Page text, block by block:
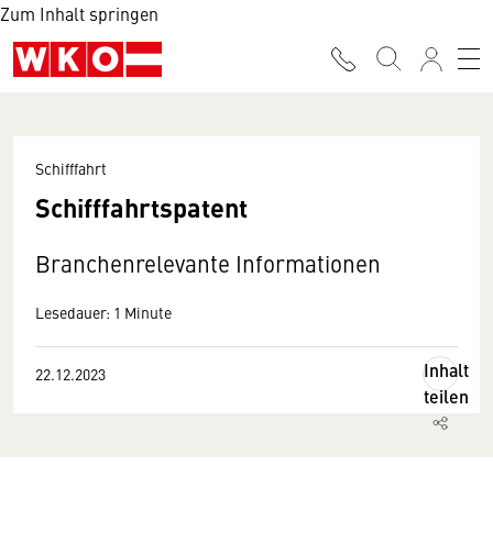
Zum Inhalt springen
Schifffahrt
Schifffahrtspatent
Branchenrelevante Informationen
Lesedauer: 1 Minute
22.12.2023
Inhalt
teilen